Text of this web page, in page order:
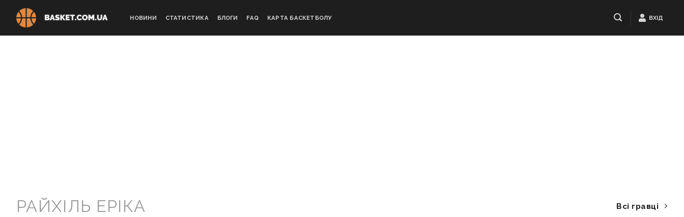
НОВИНИ СТАТИСТИКА БЛОГИ FAQ КАРТА БАСКЕТБОЛУ ВХІД
РАЙХІЛЬ ЕРІКА Всі гравці